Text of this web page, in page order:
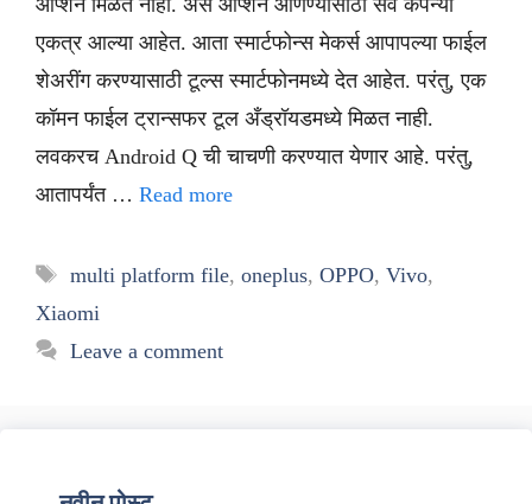
ऑप्शन मिळत नाही. असे ऑप्शन आणण्यासाठी सर्व कंपन्या
एकत्र आल्या आहेत. आता स्मार्टफोन्स मेकर्स आपापल्या फाईल
शेअरींग करण्यासाठी टूल्स स्मार्टफोनमध्ये देत आहेत. परंतु, एक
कॉमन फाईल ट्रान्सफर टूल अँड्रॉयडमध्ये मिळत नाही.
लवकरच Android Q ची चाचणी करण्यात येणार आहे. परंतु,
आतापर्यंत … Read more
Tags
multi platform file, oneplus, OPPO, Vivo,
Xiaomi
Leave a comment